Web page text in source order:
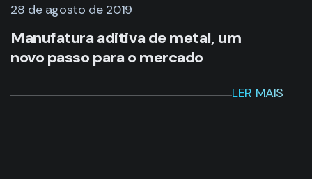
28 de agosto de 2019
Manufatura aditiva de metal, um
novo passo para o mercado
LER MAIS